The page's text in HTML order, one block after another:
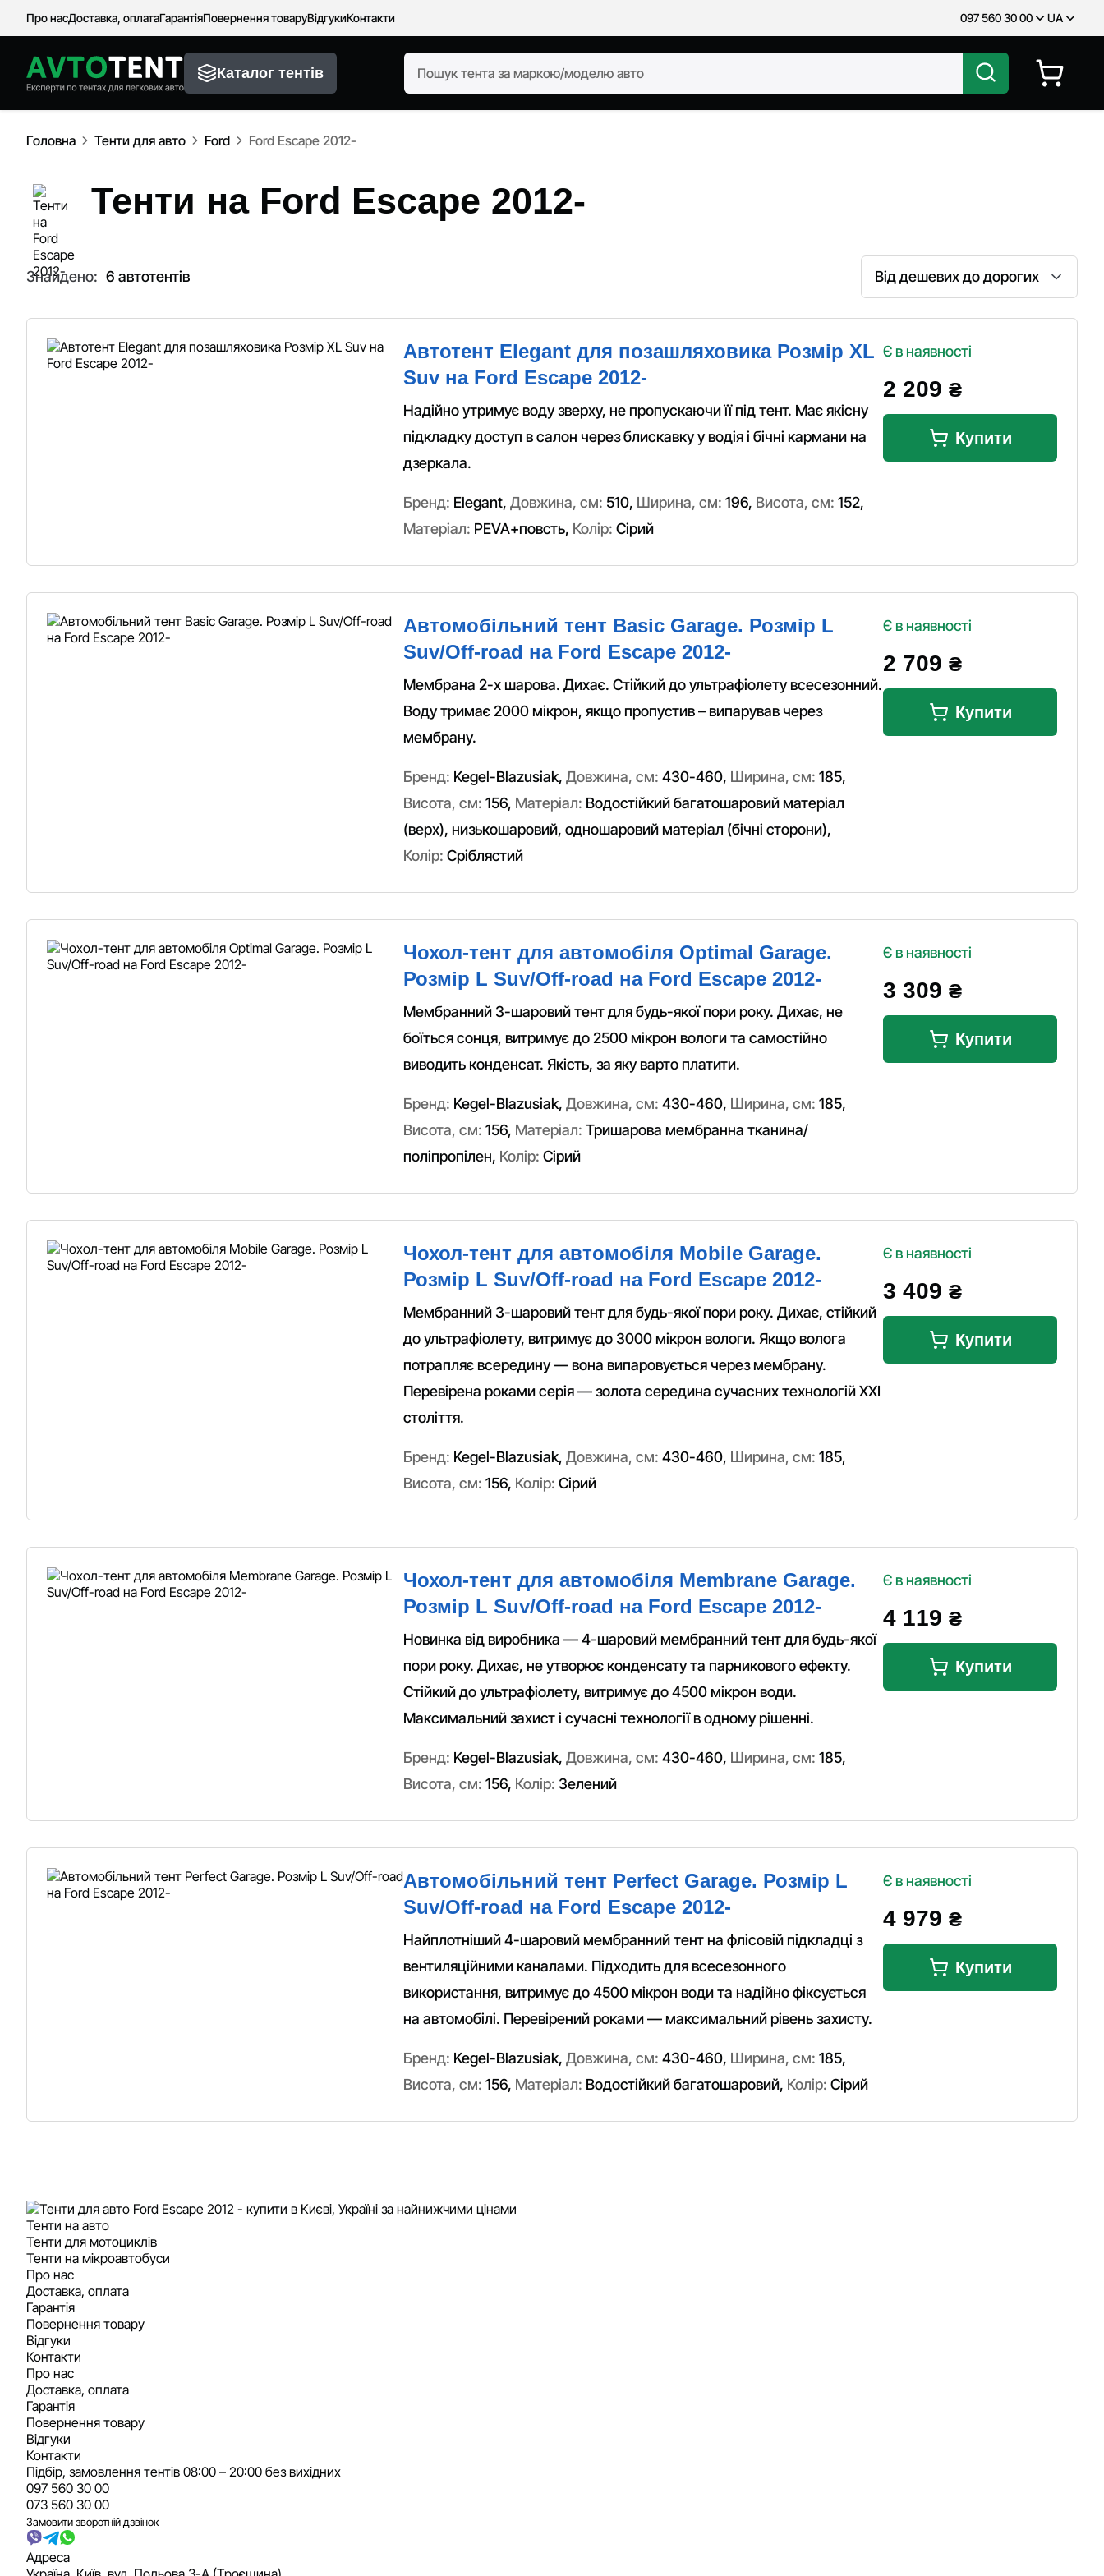
Про насДоставка, оплатаГарантіяПовернення товаруВідгукиКонтакти 097 560 30 00 UA
Каталог тентів
Головна Тенти для авто Ford Ford Escape 2012-
Тенти на Ford Escape 2012-
Знайдено: 6 автотентів
Сортування
Автотент Elegant для позашляховика Розмір XL
Suv на Ford Escape 2012-
Надійно утримує воду зверху, не пропускаючи її під тент. Має якісну
підкладку доступ в салон через блискавку у водія і бічні кармани на
дзеркала.
Бренд: Elegant, Довжина, см: 510, Ширина, см: 196, Висота, см: 152,
Матеріал: PEVA+повсть, Колір: Сірий
Є в наявності
2 209 ₴
Купити
Автомобільний тент Basic Garage. Розмір L
Suv/Off-road на Ford Escape 2012-
Мембрана 2-х шарова. Дихає. Стійкий до ультрафіолету всесезонний.
Воду тримає 2000 мікрон, якщо пропустив – випарував через
мембрану.
Бренд: Kegel-Blazusiak, Довжина, см: 430-460, Ширина, см: 185,
Висота, см: 156, Матеріал: Водостійкий багатошаровий матеріал
(верх), низькошаровий, одношаровий матеріал (бічні сторони),
Колір: Сріблястий
Є в наявності
2 709 ₴
Купити
Чохол-тент для автомобіля Optimal Garage.
Розмір L Suv/Off-road на Ford Escape 2012-
Мембранний 3-шаровий тент для будь-якої пори року. Дихає, не
боїться сонця, витримує до 2500 мікрон вологи та самостійно
виводить конденсат. Якість, за яку варто платити.
Бренд: Kegel-Blazusiak, Довжина, см: 430-460, Ширина, см: 185,
Висота, см: 156, Матеріал: Тришарова мембранна тканина/
поліпропілен, Колір: Сірий
Є в наявності
3 309 ₴
Купити
Чохол-тент для автомобіля Mobile Garage.
Розмір L Suv/Off-road на Ford Escape 2012-
Мембранний 3-шаровий тент для будь-якої пори року. Дихає, стійкий
до ультрафіолету, витримує до 3000 мікрон вологи. Якщо волога
потрапляє всередину — вона випаровується через мембрану.
Перевірена роками серія — золота середина сучасних технологій XXI
століття.
Бренд: Kegel-Blazusiak, Довжина, см: 430-460, Ширина, см: 185,
Висота, см: 156, Колір: Сірий
Є в наявності
3 409 ₴
Купити
Чохол-тент для автомобіля Membrane Garage.
Розмір L Suv/Off-road на Ford Escape 2012-
Новинка від виробника — 4-шаровий мембранний тент для будь-якої
пори року. Дихає, не утворює конденсату та парникового ефекту.
Стійкий до ультрафіолету, витримує до 4500 мікрон води.
Максимальний захист і сучасні технології в одному рішенні.
Бренд: Kegel-Blazusiak, Довжина, см: 430-460, Ширина, см: 185,
Висота, см: 156, Колір: Зелений
Є в наявності
4 119 ₴
Купити
Автомобільний тент Perfect Garage. Розмір L
Suv/Off-road на Ford Escape 2012-
Найплотніший 4-шаровий мембранний тент на флісовій підкладці з
вентиляційними каналами. Підходить для всесезонного
використання, витримує до 4500 мікрон води та надійно фіксується
на автомобілі. Перевірений роками — максимальний рівень захисту.
Бренд: Kegel-Blazusiak, Довжина, см: 430-460, Ширина, см: 185,
Висота, см: 156, Матеріал: Водостійкий багатошаровий, Колір: Сірий
Є в наявності
4 979 ₴
Купити
Тенти на авто
Тенти для мотоциклів
Тенти на мікроавтобуси
Про нас
Доставка, оплата
Гарантія
Повернення товару
Відгуки
Контакти
Про нас
Доставка, оплата
Гарантія
Повернення товару
Відгуки
Контакти
Підбір, замовлення тентів 08:00 – 20:00 без вихідних
097 560 30 00
073 560 30 00
Замовити зворотній дзвінок
Адреса